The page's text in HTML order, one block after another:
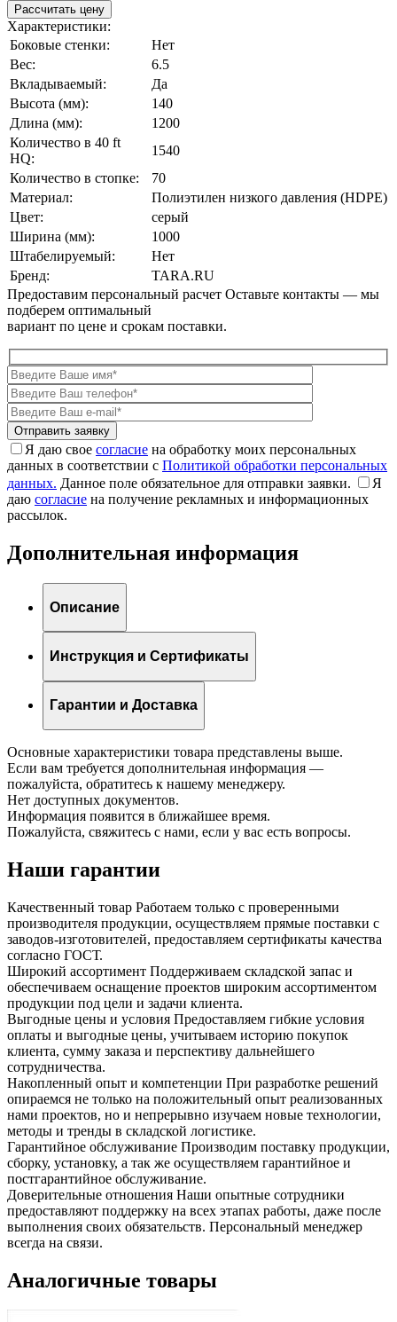
Рассчитать цену
Характеристики:
Боковые стенки:
Нет
Вес:
6.5
Вкладываемый:
Да
Высота (мм):
140
Длина (мм):
1200
Количество в 40 ft
HQ:
1540
Количество в стопке:
70
Материал:
Полиэтилен низкого давления (HDPE)
Цвет:
серый
Ширина (мм):
1000
Штабелируемый:
Нет
Бренд:
TARA.RU
Предоставим персональный расчет Оставьте контакты — мы
подберем оптимальный
вариант по цене и срокам поставки.
Я даю свое согласие на обработку моих персональных
данных в соответствии с Политикой обработки персональных
данных. Данное поле обязательное для отправки заявки.
Я
даю согласие на получение рекламных и информационных
рассылок.
Дополнительная информация
Описание
Инструкция и Сертификаты
Гарантии и Доставка
Основные характеристики товара представлены выше.
Если вам требуется дополнительная информация —
пожалуйста, обратитесь к нашему менеджеру.
Нет доступных документов.
Информация появится в ближайшее время.
Пожалуйста, свяжитесь с нами, если у вас есть вопросы.
Наши гарантии
Качественный товар Работаем только с проверенными
производителя продукции, осуществляем прямые поставки с
заводов-изготовителей, предоставляем сертификаты качества
согласно ГОСТ.
Широкий ассортимент Поддерживаем складской запас и
обеспечиваем оснащение проектов широким ассортиментом
продукции под цели и задачи клиента.
Выгодные цены и условия Предоставляем гибкие условия
оплаты и выгодные цены, учитываем историю покупок
клиента, сумму заказа и перспективу дальнейшего
сотрудничества.
Накопленный опыт и компетенции При разработке решений
опираемся не только на положительный опыт реализованных
нами проектов, но и непрерывно изучаем новые технологии,
методы и тренды в складской логистике.
Гарантийное обслуживание Производим поставку продукции,
сборку, установку, а так же осуществляем гарантийное и
постгарантийное обслуживание.
Доверительные отношения Наши опытные сотрудники
предоставляют поддержку на всех этапах работы, даже после
выполнения своих обязательств. Персональный менеджер
всегда на связи.
Аналогичные товары